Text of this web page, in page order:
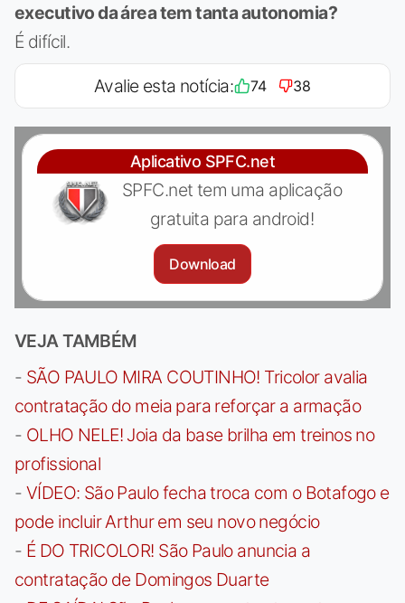
executivo da área tem tanta autonomia?
É difícil.
Avalie esta notícia: 74 38
Aplicativo SPFC.net
SPFC.net tem uma aplicação
gratuita para android!
Download
VEJA TAMBÉM
- SÃO PAULO MIRA COUTINHO! Tricolor avalia
contratação do meia para reforçar a armação
- OLHO NELE! Joia da base brilha em treinos no
profissional
- VÍDEO: São Paulo fecha troca com o Botafogo e
pode incluir Arthur em seu novo negócio
- É DO TRICOLOR! São Paulo anuncia a
contratação de Domingos Duarte